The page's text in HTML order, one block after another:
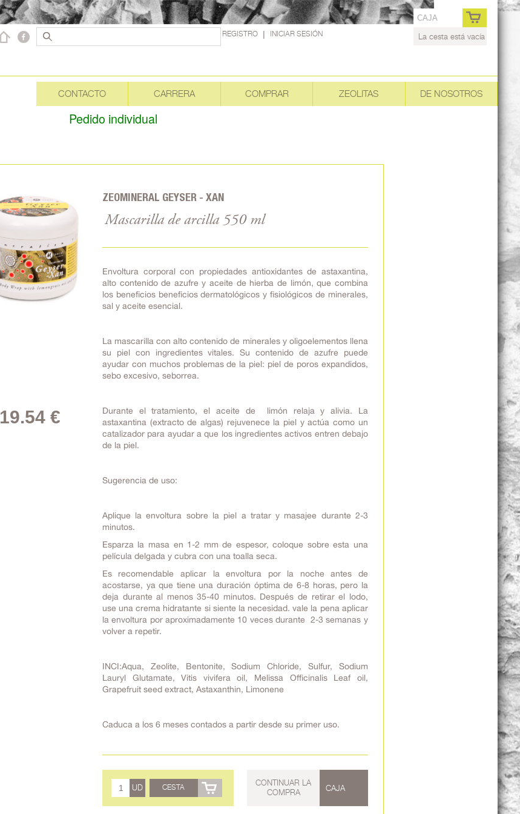
REGISTRO| INICIAR SESIÓN
CAJA
La cesta está vacía
DE NOSOTROS
ZEOLITAS
COMPRAR
CARRERA
CONTACTO
Pedido individual
19.54 €
ZEOMINERAL GEYSER - XAN
Mascarilla de arcilla 550 ml
Envoltura corporal con propiedades antioxidantes de astaxantina,
alto contenido de azufre y aceite de hierba de limón, que combina
los beneficios beneficios dermatológicos y fisiológicos de minerales,
sal y aceite esencial.
La mascarilla con alto contenido de minerales y oligoelementos llena
su piel con ingredientes vitales. Su contenido de azufre puede
ayudar con muchos problemas de la piel: piel de poros expandidos,
sebo excesivo, seborrea.
Durante el tratamiento, el aceite de limón relaja y alivia. La
astaxantina (extracto de algas) rejuvenece la piel y actúa como un
catalizador para ayudar a que los ingredientes activos entren debajo
de la piel.
Sugerencia de uso:
Aplique la envoltura sobre la piel a tratar y masajee durante 2-3
minutos.
Esparza la masa en 1-2 mm de espesor, coloque sobre esta una
película delgada y cubra con una toalla seca.
Es recomendable aplicar la envoltura por la noche antes de
acostarse, ya que tiene una duración óptima de 6-8 horas, pero la
deja durante al menos 35-40 minutos. Después de retirar el lodo,
use una crema hidratante si siente la necesidad. vale la pena aplicar
la envoltura por aproximadamente 10 veces durante 2-3 semanas y
volver a repetir.
INCI:Aqua, Zeolite, Bentonite, Sodium Chloride, Sulfur, Sodium
Lauryl Glutamate, Vitis vivifera oil, Melissa Officinalis Leaf oil,
Grapefruit seed extract, Astaxanthin, Limonene
Caduca a los 6 meses contados a partir desde su primer uso.
UD CESTA CAJA
CONTINUAR LA
COMPRA